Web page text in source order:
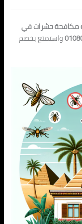
مكافحة حشرات في
واستمتع بخصم